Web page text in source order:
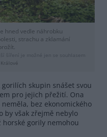
hned vedle náhrobku
strachu a zklamání
šíření je možné jen se souhlasem
gorilích skupin snášet svou
pro jejich přežití. Ona
bez ekonomického
by však zřejmě nebylo
horské gorily nemohou